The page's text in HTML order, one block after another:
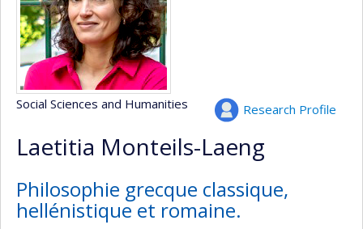
Research Profile
Social Sciences and Humanities
Laetitia Monteils-Laeng
Philosophie grecque classique,
hellénistique et romaine.